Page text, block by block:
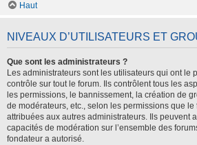
Haut
NIVEAUX D’UTILISATEURS ET
Que sont les administrateurs ?
Les administrateurs sont les utilisateurs qui ont le
contrôle sur tout le forum. Ils contrôlent tous les
les permissions, le bannissement, la création de
de modérateurs, etc., selon les permissions que
attribuées aux autres administrateurs. Ils peuvent
capacités de modération sur l’ensemble des
fondateur a autorisé.